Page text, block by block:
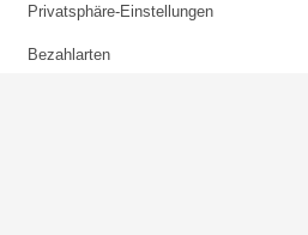
Privatsphäre-Einstellungen
Bezahlarten